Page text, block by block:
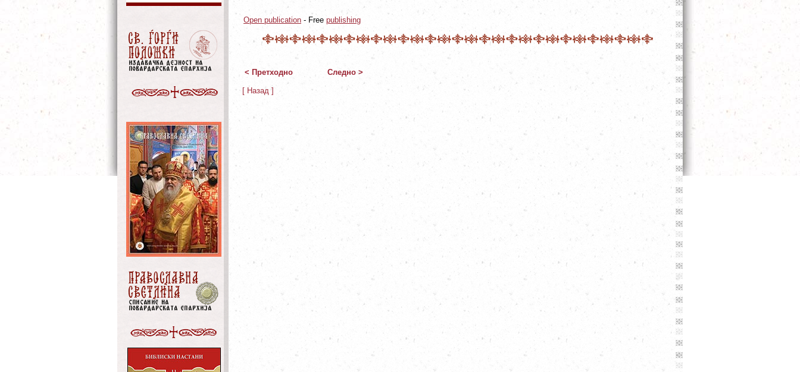
Open publication - Free publishing
< Претходно Следно >
[ Назад ]